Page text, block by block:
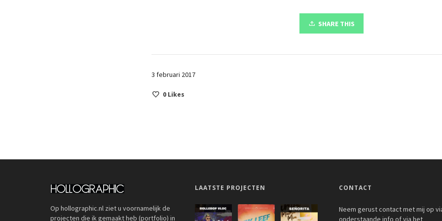
SHARE THIS
3 februari 2017
0 Likes
Op hollographic.nl ziet u voornamelijk de
projecten die ik gemaakt heb (portfolio) in
LAATSTE PROJECTEN CONTACT
Neem gerust contact met mij op
onderstaande info of via het